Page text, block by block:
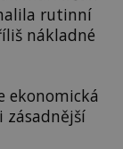
rutinní
nákladné
ekonomická
zásadnější